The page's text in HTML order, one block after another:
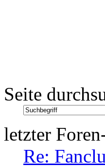
Seite
letzter
Re: